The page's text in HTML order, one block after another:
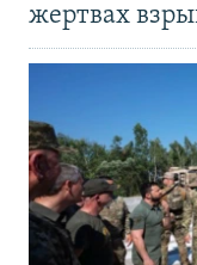
жертвах